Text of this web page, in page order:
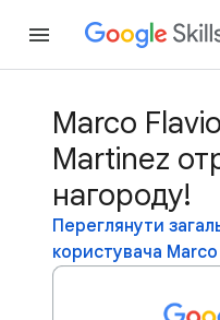
Marco
Martinez
нагороду!
Переглянути
користувача